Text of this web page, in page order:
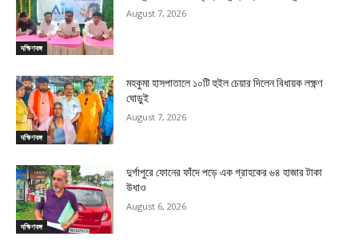
দক্ষিণবঙ্গ
August 7, 2026
দক্ষিণবঙ্গ
মহকুমা হাসপাতালে ১০টি হুইল চেয়ার দিলেন বিধায়ক লক্ষ্ণণ
ঘোড়ুই
August 7, 2026
দক্ষিণবঙ্গ
দুর্গাপুরে ফোনের ফাঁদে পড়ে এক গ্রাহকের ৬৪ হাজার টাকা
উধাও
August 6, 2026